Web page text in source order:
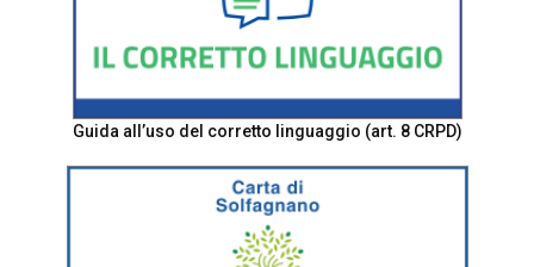
Guida all’uso del corretto linguaggio (art. 8 CRPD)